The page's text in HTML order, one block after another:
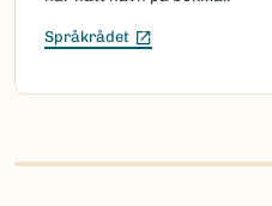
Språkrådet (Ekstern lenke)